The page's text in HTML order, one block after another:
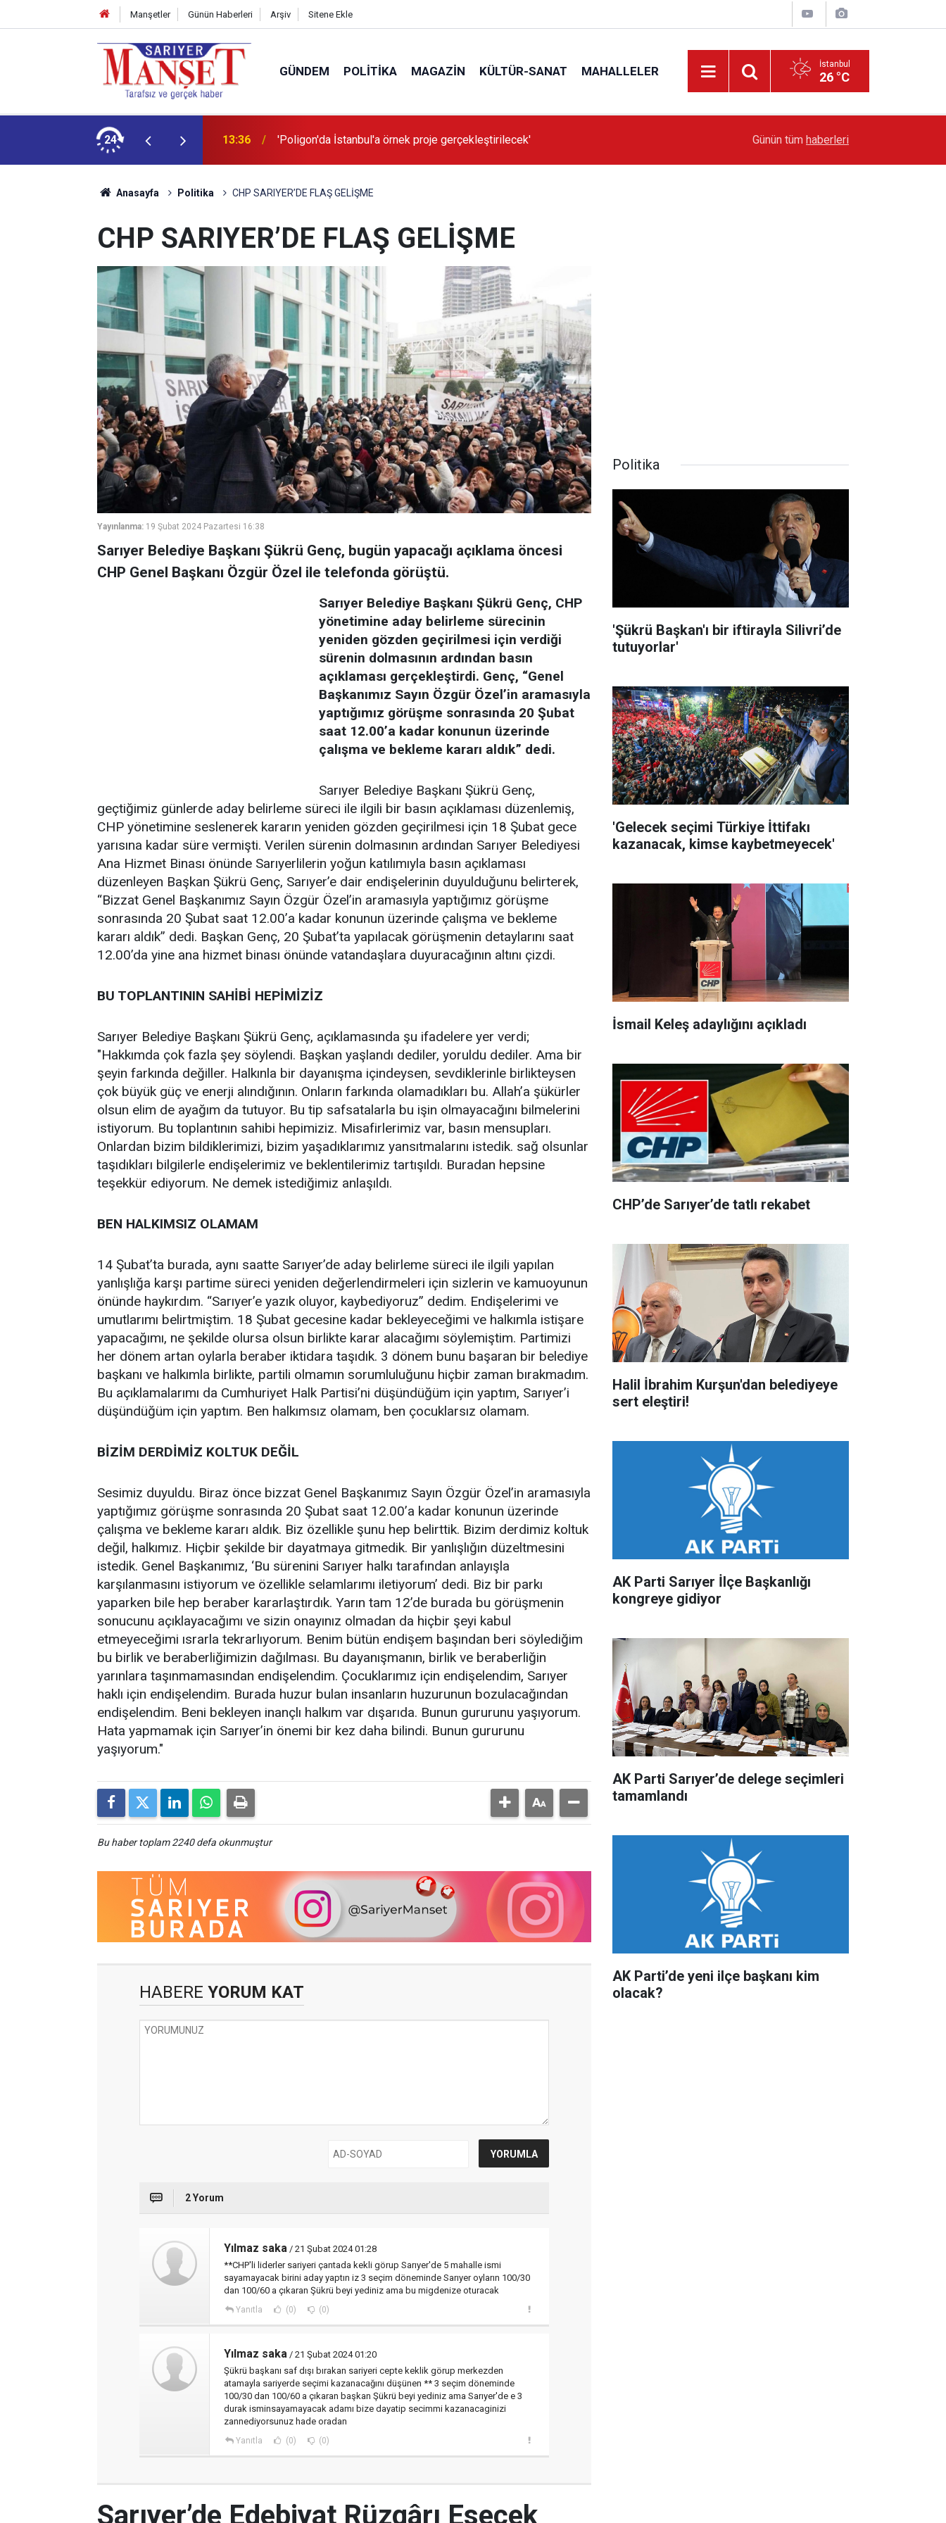
Manşetler Günün Haberleri Arşiv Sitene Ekle
GÜNDEM POLITIKA MAGAZIN KÜLTÜR-SANAT MAHALLELER İstanbul
26 °C
24 13:36 'Poligon'da İstanbul'a örnek proje gerçekleştirilecek' Sarıyer’de Edebiyat Rüzgârı Esecek
Günün tüm haberleri
Anasayfa Politika CHP SARIYER’DE FLAŞ GELİŞME
CHP SARIYER’DE FLAŞ GELİŞME
Yayınlanma: 19 Şubat 2024 Pazartesi 16:38
Sarıyer Belediye Başkanı Şükrü Genç, bugün yapacağı açıklama öncesi
CHP Genel Başkanı Özgür Özel ile telefonda görüştü.
Sarıyer Belediye Başkanı Şükrü Genç, CHP
yönetimine aday belirleme sürecinin
yeniden gözden geçirilmesi için verdiği
sürenin dolmasının ardından basın
açıklaması gerçekleştirdi. Genç, “Genel
Başkanımız Sayın Özgür Özel’in aramasıyla
yaptığımız görüşme sonrasında 20 Şubat
saat 12.00’a kadar konunun üzerinde
çalışma ve bekleme kararı aldık” dedi.
Sarıyer Belediye Başkanı Şükrü Genç,
geçtiğimiz günlerde aday belirleme süreci ile ilgili bir basın açıklaması düzenlemiş,
CHP yönetimine seslenerek kararın yeniden gözden geçirilmesi için 18 Şubat gece
yarısına kadar süre vermişti. Verilen sürenin dolmasının ardından Sarıyer Belediyesi
Ana Hizmet Binası önünde Sarıyerlilerin yoğun katılımıyla basın açıklaması
düzenleyen Başkan Şükrü Genç, Sarıyer’e dair endişelerinin duyulduğunu belirterek,
“Bizzat Genel Başkanımız Sayın Özgür Özel’in aramasıyla yaptığımız görüşme
sonrasında 20 Şubat saat 12.00’a kadar konunun üzerinde çalışma ve bekleme
kararı aldık” dedi. Başkan Genç, 20 Şubat’ta yapılacak görüşmenin detaylarını saat
12.00’da yine ana hizmet binası önünde vatandaşlara duyuracağının altını çizdi.
BU TOPLANTININ SAHİBİ HEPİMİZİZ
Sarıyer Belediye Başkanı Şükrü Genç, açıklamasında şu ifadelere yer verdi;
"Hakkımda çok fazla şey söylendi. Başkan yaşlandı dediler, yoruldu dediler. Ama bir
şeyin farkında değiller. Halkınla bir dayanışma içindeysen, sevdiklerinle birlikteysen
çok büyük güç ve enerji alındığının. Onların farkında olamadıkları bu. Allah’a şükürler
olsun elim de ayağım da tutuyor. Bu tip safsatalarla bu işin olmayacağını bilmelerini
istiyorum. Bu toplantının sahibi hepimiziz. Misafirlerimiz var, basın mensupları.
Onlardan bizim bildiklerimizi, bizim yaşadıklarımız yansıtmalarını istedik. sağ olsunlar
taşıdıkları bilgilerle endişelerimiz ve beklentilerimiz tartışıldı. Buradan hepsine
teşekkür ediyorum. Ne demek istediğimiz anlaşıldı.
BEN HALKIMSIZ OLAMAM
14 Şubat’ta burada, aynı saatte Sarıyer’de aday belirleme süreci ile ilgili yapılan
yanlışlığa karşı partime süreci yeniden değerlendirmeleri için sizlerin ve kamuoyunun
önünde haykırdım. “Sarıyer’e yazık oluyor, kaybediyoruz” dedim. Endişelerimi ve
umutlarımı belirtmiştim. 18 Şubat gecesine kadar bekleyeceğimi ve halkımla istişare
yapacağımı, ne şekilde olursa olsun birlikte karar alacağımı söylemiştim. Partimizi
her dönem artan oylarla beraber iktidara taşıdık. 3 dönem bunu başaran bir belediye
başkanı ve halkımla birlikte, partili olmamın sorumluluğunu hiçbir zaman bırakmadım.
Bu açıklamalarımı da Cumhuriyet Halk Partisi’ni düşündüğüm için yaptım, Sarıyer’i
düşündüğüm için yaptım. Ben halkımsız olamam, ben çocuklarsız olamam.
BİZİM DERDİMİZ KOLTUK DEĞİL
Sesimiz duyuldu. Biraz önce bizzat Genel Başkanımız Sayın Özgür Özel’in aramasıyla
yaptığımız görüşme sonrasında 20 Şubat saat 12.00’a kadar konunun üzerinde
çalışma ve bekleme kararı aldık. Biz özellikle şunu hep belirttik. Bizim derdimiz koltuk
değil, halkımız. Hiçbir şekilde bir dayatmaya gitmedik. Bir yanlışlığın düzeltmesini
istedik. Genel Başkanımız, ‘Bu sürenini Sarıyer halkı tarafından anlayışla
karşılanmasını istiyorum ve özellikle selamlarımı iletiyorum’ dedi. Biz bir parkı
yaparken bile hep beraber kararlaştırdık. Yarın tam 12’de burada bu görüşmenin
sonucunu açıklayacağımı ve sizin onayınız olmadan da hiçbir şeyi kabul
etmeyeceğimi ısrarla tekrarlıyorum. Benim bütün endişem başından beri söylediğim
bu birlik ve beraberliğimizin dağılması. Bu dayanışmanın, birlik ve beraberliğin
yarınlara taşınmamasından endişelendim. Çocuklarımız için endişelendim, Sarıyer
haklı için endişelendim. Burada huzur bulan insanların huzurunun bozulacağından
endişelendim. Beni bekleyen inançlı halkım var dışarıda. Bunun gururunu yaşıyorum.
Hata yapmamak için Sarıyer’in önemi bir kez daha bilindi. Bunun gururunu
yaşıyorum."
Bu haber toplam 2240 defa okunmuştur
HABERE YORUM KAT
2 Yorum
Yılmaz saka / 21 Şubat 2024 01:28
**CHP'li liderler sariyeri çantada kekli görup Sarıyer'de 5 mahalle ismi
sayamayacak birini aday yaptın iz 3 seçim döneminde Sarıyer oyların 100/30
dan 100/60 a çıkaran Şükrü beyi yediniz ama bu migdenize oturacak
Yanıtla (0) (0)
Yılmaz saka / 21 Şubat 2024 01:20
Şükrü başkanı saf dışı bırakan sariyeri cepte keklik görup merkezden
atamayla sariyerde seçimi kazanacağını düşünen ** 3 seçim döneminde
100/30 dan 100/60 a çıkaran başkan Şükrü beyi yediniz ama Sarıyer'de e 3
durak isminsayamayacak adamı bize dayatip secimmi kazanacaginizi
zannediyorsunuz hade oradan
Yanıtla (0) (0)
Politika
'Şükrü Başkan'ı bir iftirayla Silivri’de
tutuyorlar'
'Gelecek seçimi Türkiye İttifakı
kazanacak, kimse kaybetmeyecek'
İsmail Keleş adaylığını açıkladı
CHP’de Sarıyer’de tatlı rekabet
Halil İbrahim Kurşun'dan belediyeye
sert eleştiri!
AK Parti Sarıyer İlçe Başkanlığı
kongreye gidiyor
AK Parti Sarıyer’de delege seçimleri
tamamlandı
AK Parti’de yeni ilçe başkanı kim
olacak?
Sarıyer’de Edebiyat Rüzgârı Esecek